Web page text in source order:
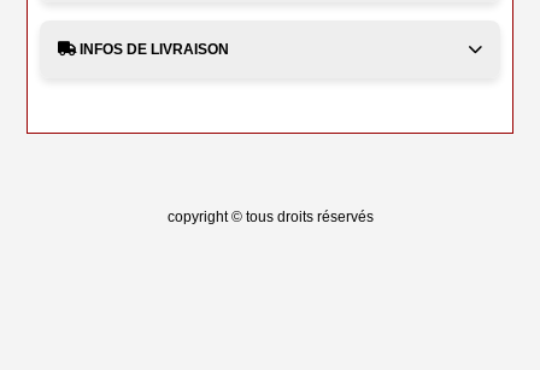
INFOS DE LIVRAISON
copyright © tous droits réservés